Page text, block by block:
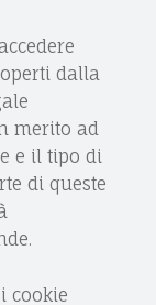
dalla
merito ad
e il tipo di
di queste
cookie